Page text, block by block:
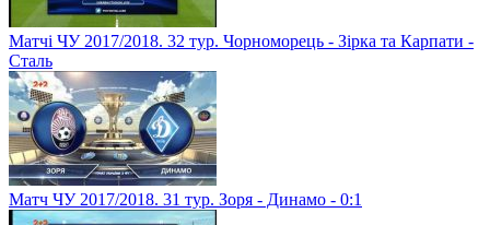
Матчі ЧУ 2017/2018. 32 тур. Чорноморець - Зірка та Карпати -
Сталь
Матч ЧУ 2017/2018. 31 тур. Зоря - Динамо - 0:1